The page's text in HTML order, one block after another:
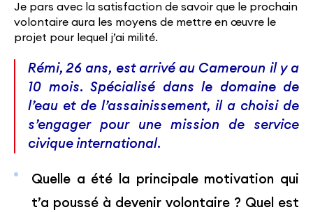
Je pars avec la satisfaction de savoir que le prochain
volontaire aura les moyens de mettre en œuvre le
projet pour lequel j’ai milité.
Rémi, 26 ans, est arrivé au Cameroun il y a
10 mois. Spécialisé dans le domaine de
l’eau et de l’assainissement, il a choisi de
s’engager pour une mission de service
civique international.
Quelle a été la principale motivation qui
t’a poussé à devenir volontaire ? Quel est